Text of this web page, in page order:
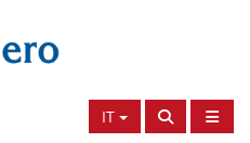
IT